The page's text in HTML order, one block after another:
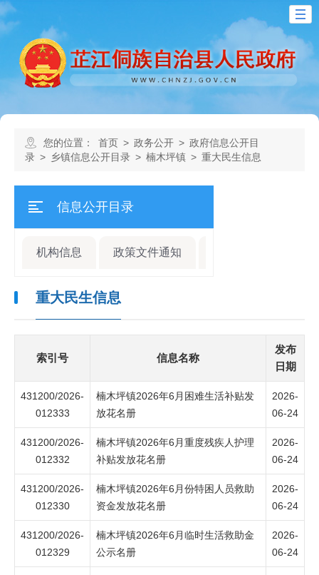
您的位置： 首页 > 政务公开 > 政府信息公开目
录 > 乡镇信息公开目录 > 楠木坪镇 > 重大民生信息
信息公开目录
机构信息 政策文件通知
重大民生信息
索引号 信息名称
发布
日期
431200/2026-
012333
楠木坪镇2026年6月困难生活补贴发
放花名册
2026-
06-24
431200/2026-
012332
楠木坪镇2026年6月重度残疾人护理
补贴发放花名册
2026-
06-24
431200/2026-
012330
楠木坪镇2026年6月份特困人员救助
资金发放花名册
2026-
06-24
431200/2026-
012329
楠木坪镇2026年6月临时生活救助金
公示名册
2026-
06-24